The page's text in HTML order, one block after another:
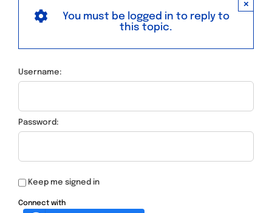
×
You must be logged in to reply to
this topic.
Username:
Password:
Keep me signed in
Connect with